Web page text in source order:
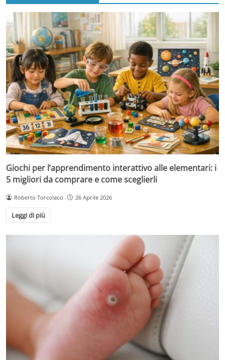
Giochi per l’apprendimento interattivo alle elementari: i
5 migliori da comprare e come sceglierli
Roberto Torcolacci 26 Aprile 2026
Leggi di più